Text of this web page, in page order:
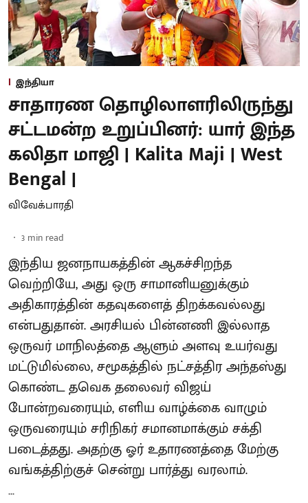
இந்தியா
சாதாரண தொழிலாளரிலிருந்து
சட்டமன்ற உறுப்பினர்: யார் இந்த
கலிதா மாஜி | Kalita Maji | West
Bengal |
விவேக்பாரதி
3 min read
இந்திய ஜனநாயகத்தின் ஆகச்சிறந்த
வெற்றியே, அது ஒரு சாமானியனுக்கும்
அதிகாரத்தின் கதவுகளைத் திறக்கவல்லது
என்பதுதான். அரசியல் பின்னணி இல்லாத
ஒருவர் மாநிலத்தை ஆளும் அளவு உயர்வது
மட்டுமில்லை, சமூகத்தில் நட்சத்திர அந்தஸ்து
கொண்ட தவெக தலைவர் விஜய்
போன்றவரையும், எளிய வாழ்க்கை வாழும்
ஒருவரையும் சரிநிகர் சமானமாக்கும் சக்தி
படைத்தது. அதற்கு ஓர் உதாரணத்தை மேற்கு
வங்கத்திற்குச் சென்று பார்த்து வரலாம்.
...